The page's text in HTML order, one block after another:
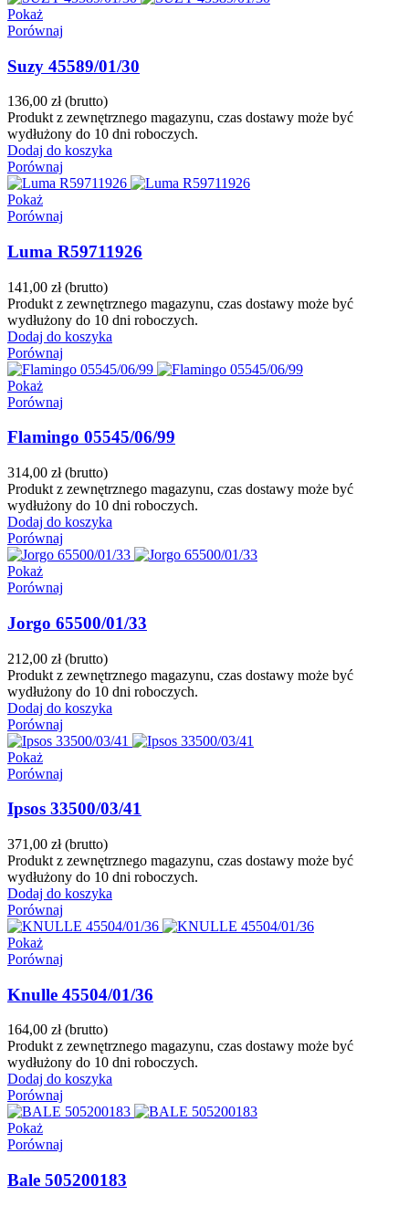
Pokaż
Porównaj
Suzy 45589/01/30
136,00 zł (brutto)
Produkt z zewnętrznego magazynu, czas dostawy może być
wydłużony do 10 dni roboczych.
Dodaj do koszyka
Porównaj
Pokaż
Porównaj
Luma R59711926
141,00 zł (brutto)
Produkt z zewnętrznego magazynu, czas dostawy może być
wydłużony do 10 dni roboczych.
Dodaj do koszyka
Porównaj
Pokaż
Porównaj
Flamingo 05545/06/99
314,00 zł (brutto)
Produkt z zewnętrznego magazynu, czas dostawy może być
wydłużony do 10 dni roboczych.
Dodaj do koszyka
Porównaj
Pokaż
Porównaj
Jorgo 65500/01/33
212,00 zł (brutto)
Produkt z zewnętrznego magazynu, czas dostawy może być
wydłużony do 10 dni roboczych.
Dodaj do koszyka
Porównaj
Pokaż
Porównaj
Ipsos 33500/03/41
371,00 zł (brutto)
Produkt z zewnętrznego magazynu, czas dostawy może być
wydłużony do 10 dni roboczych.
Dodaj do koszyka
Porównaj
Pokaż
Porównaj
Knulle 45504/01/36
164,00 zł (brutto)
Produkt z zewnętrznego magazynu, czas dostawy może być
wydłużony do 10 dni roboczych.
Dodaj do koszyka
Porównaj
Pokaż
Porównaj
Bale 505200183